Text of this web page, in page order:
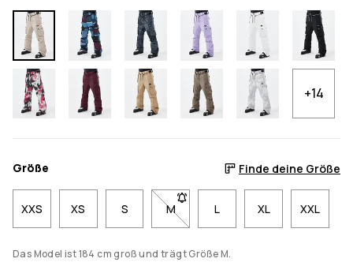
+14
Größe Finde deine Größe
XXS XS S M- Größe M nicht verfügbar. Klicke,
L XL XXL
Das Model ist 184 cm groß und trägt Größe M.